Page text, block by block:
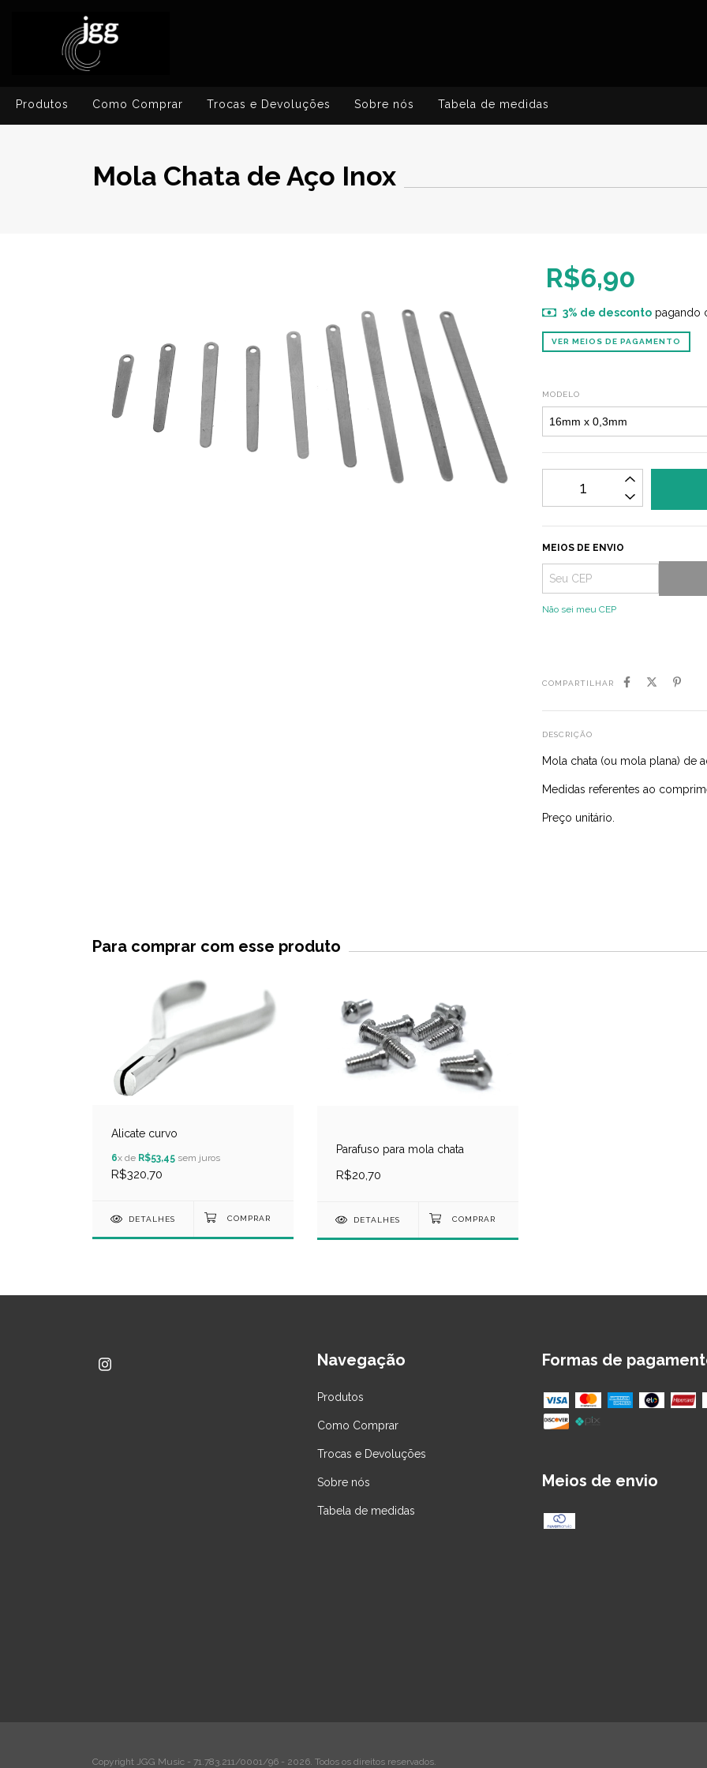
Produtos Como Comprar Trocas e Devoluções Sobre nós Tabela de medidas
Mola Chata de Aço Inox
R$6,90
3% de descontopagando
VER MEIOS DE PAGAMENTO
MODELO
MEIOS DE ENVIO
Não sei meu CEP
COMPARTILHAR
DESCRIÇÃO
Mola chata (ou mola plana) de
Medidas referentes ao
Preço unitário.
Para comprar com esse produto
Alicate curvo
6x de R$53,45 sem juros
R$320,70
DETALHES
Parafuso para mola chata
R$20,70
DETALHES
Navegação
Produtos
Como Comprar
Trocas e Devoluções
Sobre nós
Tabela de medidas
Formas de
Meios de envio
Copyright JGG Music - 71.783.211/0001/96 - 2026. Todos os direitos reservados.